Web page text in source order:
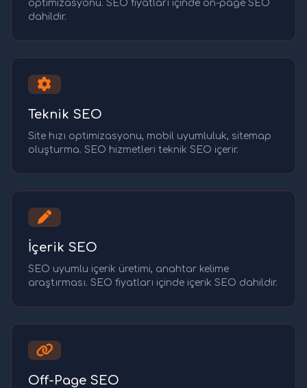
optimizasyonu. SEO fiyatları içinde on-page SEO
dahildir.
Teknik SEO
Site hızı optimizasyonu, mobil uyumluluk, sitemap
oluşturma. SEO hizmetleri teknik SEO içerir.
İçerik SEO
SEO uyumlu içerik üretimi, anahtar kelime
araştırması. SEO fiyatları içinde içerik SEO dahildir.
Off-Page SEO